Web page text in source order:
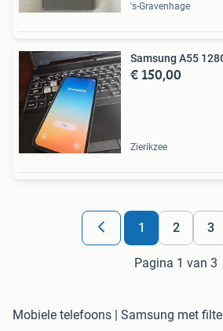
's-Gravenhage
Samsung A55
€ 150,00
Zierikzee
1 2 3
Pagina 1 van 3
Mobiele telefoons | Samsung met